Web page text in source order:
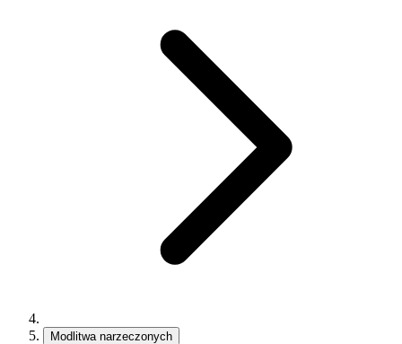
Modlitwa narzeczonych